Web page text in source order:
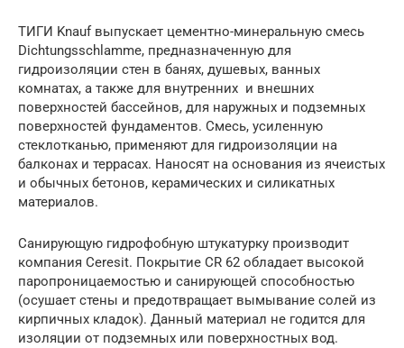
ТИГИ Knauf выпускает цементно-минеральную смесь
Dichtungsschlamme, предназначенную для
гидроизоляции стен в банях, душевых, ванных
комнатах, а также для внутренних и внешних
поверхностей бассейнов, для наружных и подземных
поверхностей фундаментов. Смесь, усиленную
стеклотканью, применяют для гидроизоляции на
балконах и террасах. Наносят на основания из ячеистых
и обычных бетонов, керамических и силикатных
материалов.
Санирующую гидрофобную штукатурку производит
компания Ceresit. Покрытие CR 62 обладает высокой
паропроницаемостью и санирующей способностью
(осушает стены и предотвращает вымывание солей из
кирпичных кладок). Данный материал не годится для
изоляции от подземных или поверхностных вод.